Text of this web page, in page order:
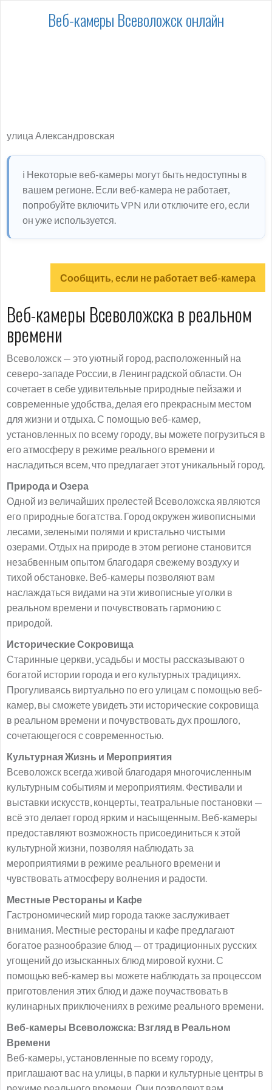
Веб-камеры Всеволожск онлайн
улица Александровская
ℹ️ Некоторые веб-камеры могут быть недоступны в
вашем регионе. Если веб-камера не работает,
попробуйте включить VPN или отключите его, если
он уже используется.
Сообщить, если не работает веб-камера
Веб-камеры Всеволожска в реальном
времени
Всеволожск — это уютный город, расположенный на
северо-западе России, в Ленинградской области. Он
сочетает в себе удивительные природные пейзажи и
современные удобства, делая его прекрасным местом
для жизни и отдыха. С помощью веб-камер,
установленных по всему городу, вы можете погрузиться в
его атмосферу в режиме реального времени и
насладиться всем, что предлагает этот уникальный город.
Природа и Озера
Одной из величайших прелестей Всеволожска являются
его природные богатства. Город окружен живописными
лесами, зелеными полями и кристально чистыми
озерами. Отдых на природе в этом регионе становится
незабвенным опытом благодаря свежему воздуху и
тихой обстановке. Веб-камеры позволяют вам
наслаждаться видами на эти живописные уголки в
реальном времени и почувствовать гармонию с
природой.
Исторические Сокровища
Старинные церкви, усадьбы и мосты рассказывают о
богатой истории города и его культурных традициях.
Прогуливаясь виртуально по его улицам с помощью веб-
камер, вы сможете увидеть эти исторические сокровища
в реальном времени и почувствовать дух прошлого,
сочетающегося с современностью.
Культурная Жизнь и Мероприятия
Всеволожск всегда живой благодаря многочисленным
культурным событиям и мероприятиям. Фестивали и
выставки искусств, концерты, театральные постановки —
всё это делает город ярким и насыщенным. Веб-камеры
предоставляют возможность присоединиться к этой
культурной жизни, позволяя наблюдать за
мероприятиями в режиме реального времени и
чувствовать атмосферу волнения и радости.
Местные Рестораны и Кафе
Гастрономический мир города также заслуживает
внимания. Местные рестораны и кафе предлагают
богатое разнообразие блюд — от традиционных русских
угощений до изысканных блюд мировой кухни. С
помощью веб-камер вы можете наблюдать за процессом
приготовления этих блюд и даже поучаствовать в
кулинарных приключениях в режиме реального времени.
Веб-камеры Всеволожска: Взгляд в Реальном
Времени
Веб-камеры, установленные по всему городу,
приглашают вас на улицы, в парки и культурные центры в